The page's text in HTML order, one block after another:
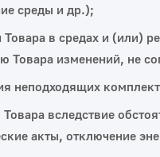
среды и др.);
Товара в средах и (или)
Товара изменений, не
неподходящих
вследствие
акты, отключение